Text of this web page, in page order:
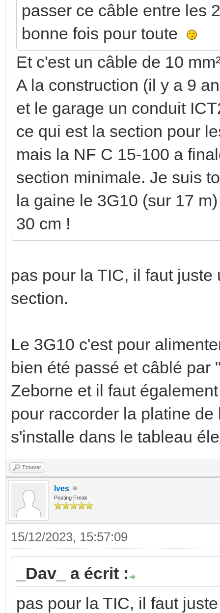
passer ce câble entre les
bonne fois pour toute
Et c'est un câble de 10
A la construction (il y a 9
et le garage un conduit
ce qui est la section pour
mais la NF C 15-100 a
section minimale. Je suis
la gaine le 3G10 (sur 17
30 cm !
pas pour la TIC, il faut
section.
Le 3G10 c'est pour
bien été passé et câblé par
Zeborne et il faut
pour raccorder la platine
s'installe dans le tableau
Trouver
Ives
Posting Freak
15/12/2023, 15:57:09
_Dav_ a écrit :
pas pour la TIC, il faut